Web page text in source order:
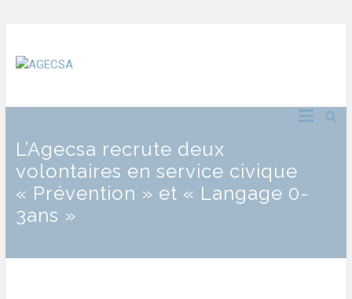
L’Agecsa recrute deux
volontaires en service civique
« Prévention » et « Langage 0-
3ans »